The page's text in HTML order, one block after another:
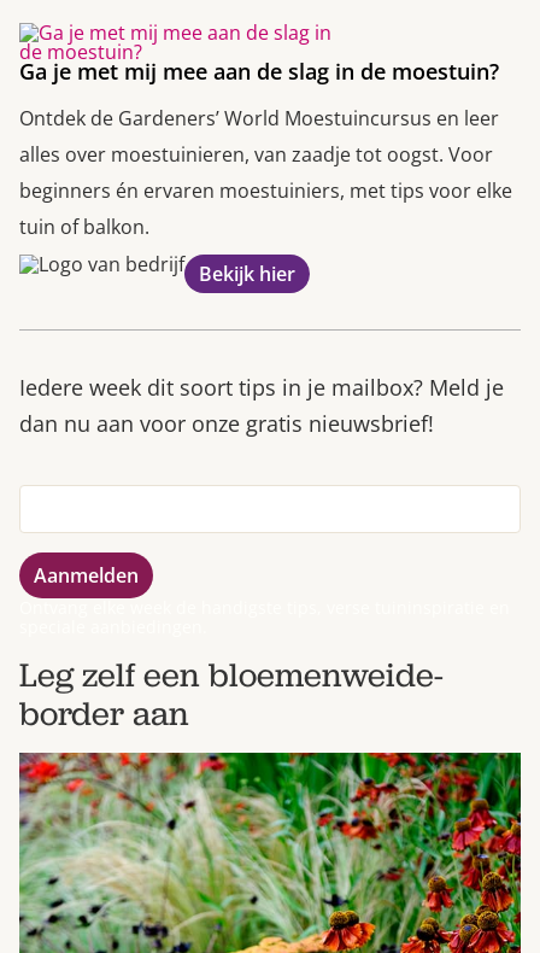
Ga je met mij mee aan de slag in de moestuin?
Ontdek de Gardeners’ World Moestuincursus en leer
alles over moestuinieren, van zaadje tot oogst. Voor
beginners én ervaren moestuiniers, met tips voor elke
tuin of balkon.
Bekijk hier
Iedere week dit soort tips in je mailbox? Meld je
dan nu aan voor onze gratis nieuwsbrief!
Leg zelf een bloemenweide-
border aan